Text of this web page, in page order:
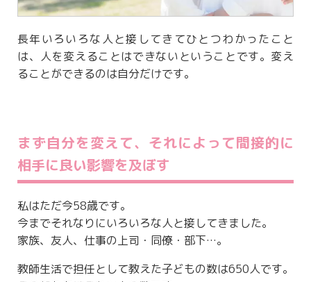
長年いろいろな人と接してきてひとつわかったこと
は、人を変えることはできないということです。変え
ることができるのは自分だけです。
まず自分を変えて、それによって間接的に
相手に良い影響を及ぼす
私はただ今58歳です。
今までそれなりにいろいろな人と接してきました。
家族、友人、仕事の上司・同僚・部下…。
教師生活で担任として教えた子どもの数は650人です。